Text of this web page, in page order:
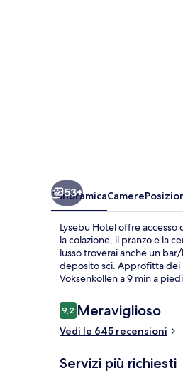
53+
PanoramicaCamere
Lysebu Hotel offre accesso
la colazione, il pranzo e la
lusso troverai anche un
deposito sci. Approfitta dei
Voksenkollen a 9 min a
Recensioni
9,29,2 su 10
Meraviglioso
Vedi le 645 recensioni
Servizi più richiesti